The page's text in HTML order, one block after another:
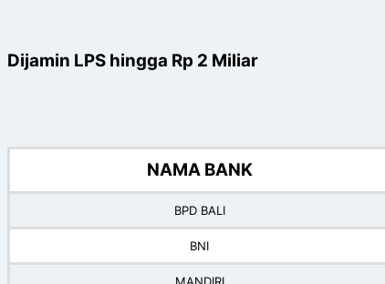
Dijamin LPS hingga Rp 2 Miliar
NAMA BANK
BPD BALI
BNI
MANDIRI